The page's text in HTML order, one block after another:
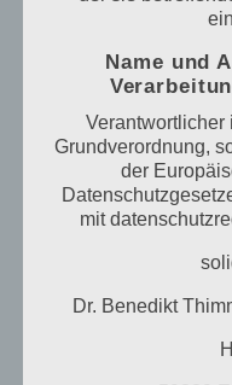
Weitergabe dieser
Wir bieten den
der
individuelle
Beiträgen zu
Internetseite
einsehbares Portal,
werden, Artikel
sogenannten
Name und
Verantwortlicher
Grundverordnung,
der
mit
Dr. Benedikt